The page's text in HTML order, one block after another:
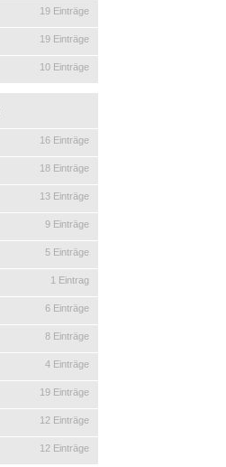
19 Einträge
19 Einträge
10 Einträge
16 Einträge
18 Einträge
13 Einträge
9 Einträge
5 Einträge
1 Eintrag
6 Einträge
8 Einträge
4 Einträge
19 Einträge
12 Einträge
12 Einträge